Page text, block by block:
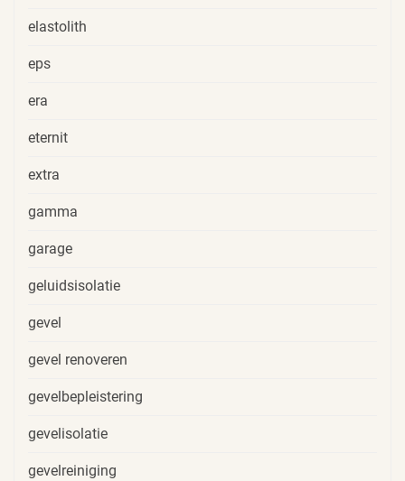
elastolith
eps
era
eternit
extra
gamma
garage
geluidsisolatie
gevel
gevel renoveren
gevelbepleistering
gevelisolatie
gevelreiniging